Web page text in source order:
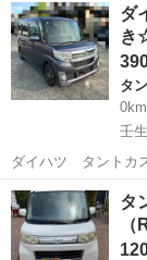
Ｓ タナベダウンサ
リー ＨＩＤ ...
ダ
き
タ
0km
壬
ダイハツ タントカ
ボモデルですので 加速も良
開口も広く 電動パワ
り座れます。 ETC...
愛媛 西条市
タ